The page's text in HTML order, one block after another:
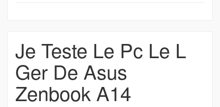
Je Teste Le Pc Le L
Ger De Asus
Zenbook A14